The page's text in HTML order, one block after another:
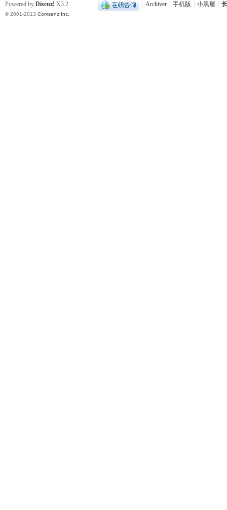
Archiver 手机版 小黑屋
Powered by Discuz! X3.2
© 2001-2013 Comsenz Inc.